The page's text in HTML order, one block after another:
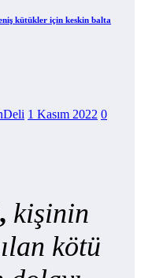
kütükler için keskin balta
1 Kasım 2022 0
kişinin
kötü